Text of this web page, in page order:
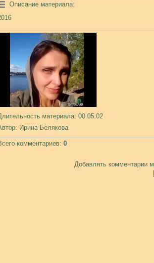
Описание материала:
материала: 00:05:02
: Ирина Белякова
комментариев: 0
Добавлять комментарии